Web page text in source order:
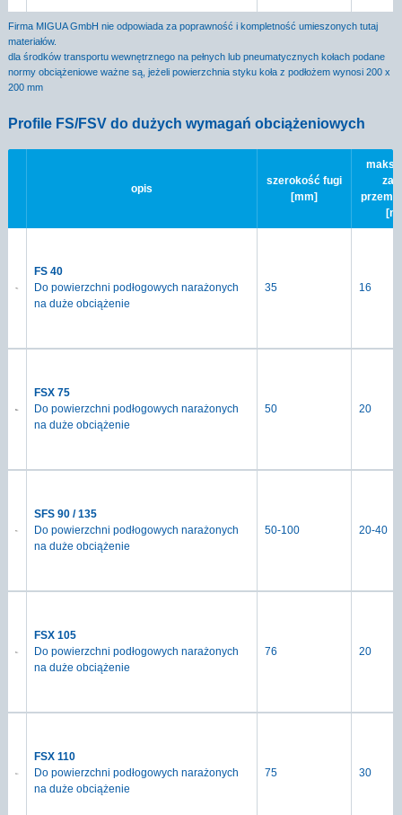
Firma MIGUA GmbH nie odpowiada za poprawność i kompletność umieszonych tutaj
materiałów.
dla środków transportu wewnętrznego na pełnych lub pneumatycznych kołach podane
normy obciążeniowe ważne są, jeżeli powierzchnia styku koła z podłożem wynosi 200 x
200 mm
Profile FS/FSV do dużych wymagań obciążeniowych
opis
szerokość fugi
[mm]
FS 40
Do powierzchni podłogowych narażonych
na duże obciążenie
35 16
FSX 75
Do powierzchni podłogowych narażonych
na duże obciążenie
50 20
SFS 90 / 135
Do powierzchni podłogowych narażonych
na duże obciążenie
50-100 20-40
FSX 105
Do powierzchni podłogowych narażonych
na duże obciążenie
76 20
FSX 110
Do powierzchni podłogowych narażonych
na duże obciążenie
75 30